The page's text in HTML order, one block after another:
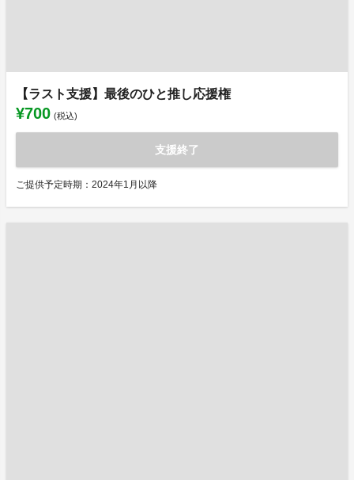
【ラスト支援】最後のひと推し応援権
¥700 (税込)
支援終了
ご提供予定時期：2024年1月以降